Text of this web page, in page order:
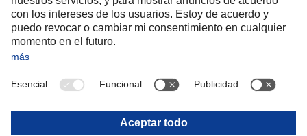
Sweden
Switzerland(DE FR)
Turkey
OCEANIA